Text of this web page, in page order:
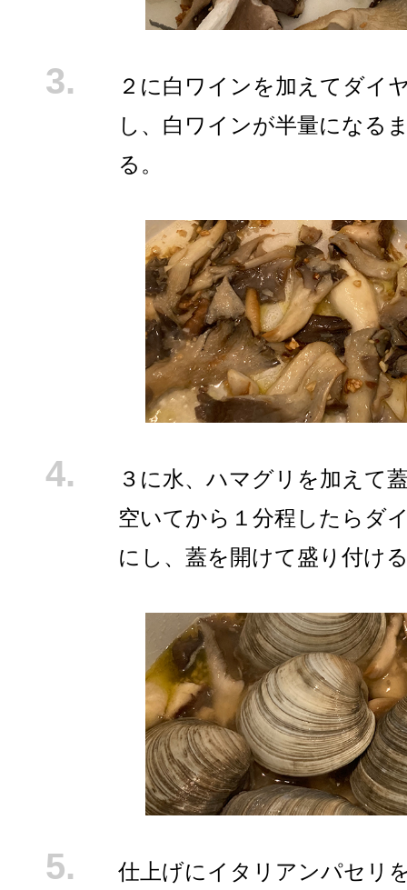
２に白ワインを加えてダイ
し、白ワインが半量になる
る。
３に水、ハマグリを加えて
空いてから１分程したらダ
にし、蓋を開けて盛り付け
仕上げにイタリアンパセリ